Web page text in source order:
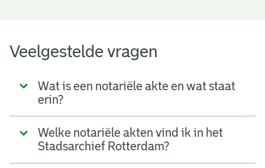
Veelgestelde vragen
Wat is een notariële akte en wat staat
erin?
Welke notariële akten vind ik in het
Stadsarchief Rotterdam?